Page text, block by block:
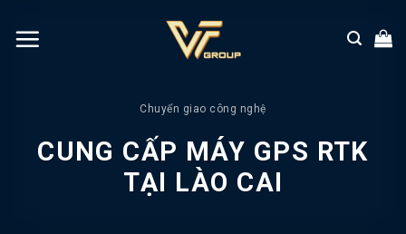
đến
nội
Chuyển giao công nghệ
CUNG CẤP MÁY GPS RTK
TẠI LÀO CAI